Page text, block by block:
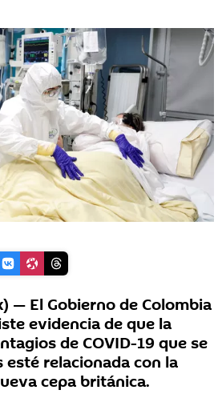
— El Gobierno de Colombia
evidencia de que la
de COVID-19 que se
esté relacionada con la
cepa británica.